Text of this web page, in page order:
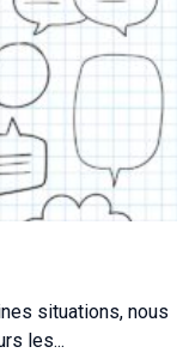
situations, nous
les